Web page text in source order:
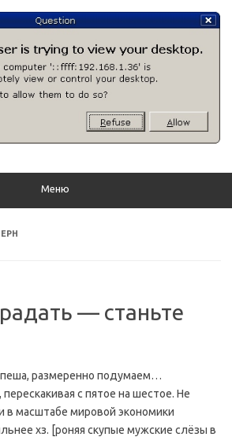
Меню
— станьте
размеренно подумаем…
с пятое на шестое. Не
масштабе мировой экономики
хз. [роняя скупые мужские слёзы в